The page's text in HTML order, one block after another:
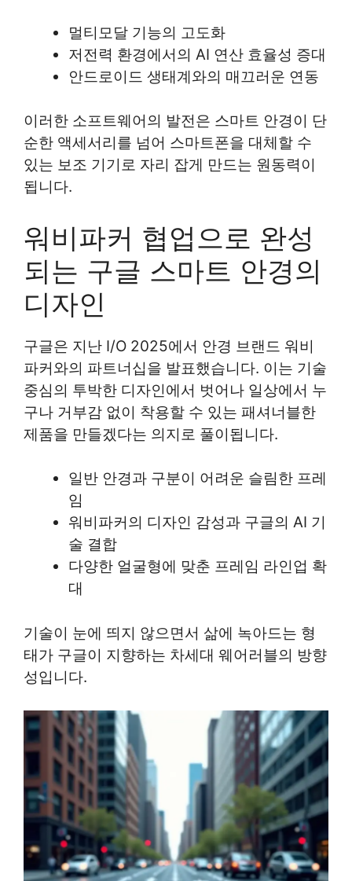
멀티모달 기능의 고도화
저전력 환경에서의 AI 연산 효율성 증대
안드로이드 생태계와의 매끄러운 연동
이러한 소프트웨어의 발전은 스마트 안경이 단
순한 액세서리를 넘어 스마트폰을 대체할 수
있는 보조 기기로 자리 잡게 만드는 원동력이
됩니다.
워비파커 협업으로 완성
되는 구글 스마트 안경의
디자인
구글은 지난 I/O 2025에서 안경 브랜드 워비
파커와의 파트너십을 발표했습니다. 이는 기술
중심의 투박한 디자인에서 벗어나 일상에서 누
구나 거부감 없이 착용할 수 있는 패셔너블한
제품을 만들겠다는 의지로 풀이됩니다.
일반 안경과 구분이 어려운 슬림한 프레
임
워비파커의 디자인 감성과 구글의 AI 기
술 결합
다양한 얼굴형에 맞춘 프레임 라인업 확
대
기술이 눈에 띄지 않으면서 삶에 녹아드는 형
태가 구글이 지향하는 차세대 웨어러블의 방향
성입니다.